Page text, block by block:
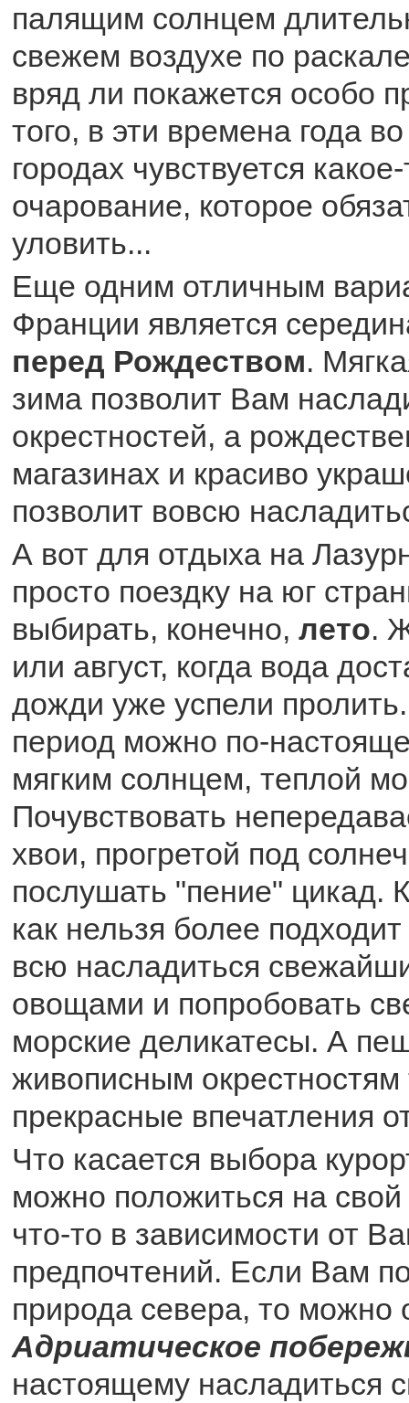
палящим солнцем
свежем воздухе по
вряд ли покажется особо
того, в эти времена года
городах чувствуется
очарование, которое
уловить...
Еще одним отличным
Франции является
перед Рождеством.
зима позволит Вам
окрестностей, а
магазинах и красиво
позволит вовсю
А вот для отдыха на
просто поездку на юг
выбирать, конечно, лето.
или август, когда вода
дожди уже успели
период можно по-
мягким солнцем, теплой
Почувствовать
хвои, прогретой под
послушать "пение" цикад.
как нельзя более
всю насладиться
овощами и попробовать
морские деликатесы. А
живописным окрестностям
прекрасные впечатления
Что касается выбора
можно положиться на свой
что-то в зависимости от
предпочтений. Если Вам
природа севера, то можно
Адриатическое
настоящему насладиться